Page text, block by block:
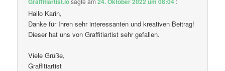
Hallo Karin,
Danke für Ihren sehr interessanten und kreativen Beitrag!
Dieser hat uns von Graffitiartist sehr gefallen.
Viele Grüße,
Graffitiartist